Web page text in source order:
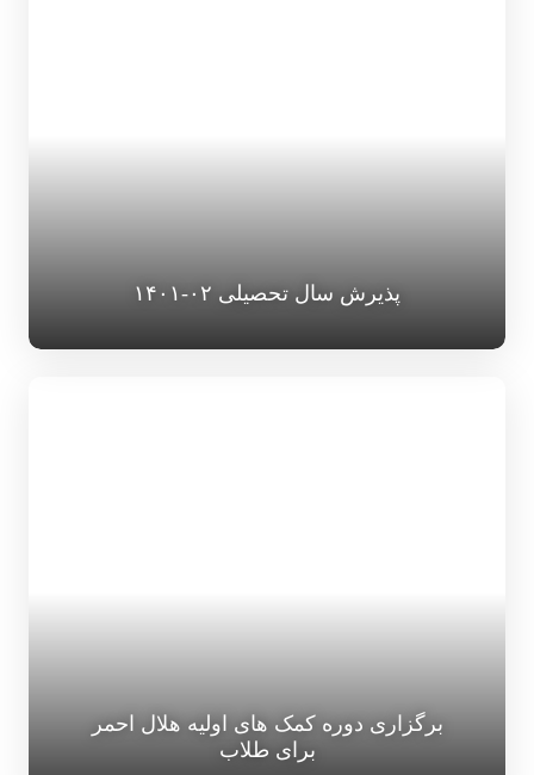
پذیرش سال تحصیلی ۰۲-۱۴۰۱
برگزاری دوره کمک های اولیه هلال احمر
برای طلاب